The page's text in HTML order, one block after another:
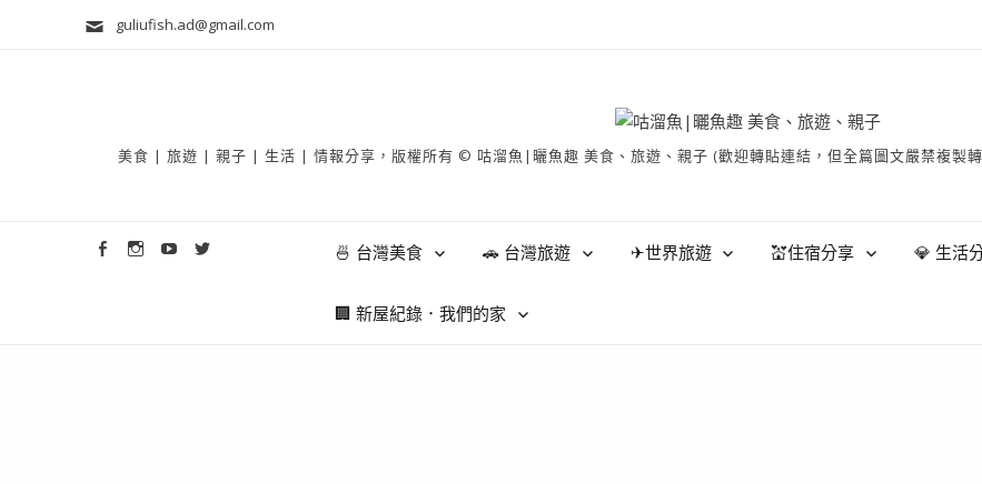
guliufish.ad@gmail.com
美食 | 旅遊 | 親子 | 生活 | 情報分享，版權所有 © 咕溜魚|曬魚趣 美食、旅遊、親子 (歡迎轉貼連結，但全篇圖文嚴禁複製
🍜 台灣美食 🚗 台灣旅遊 ✈世界旅遊 💒住宿分享 💎 生活
🏢 新屋紀錄．我們的家